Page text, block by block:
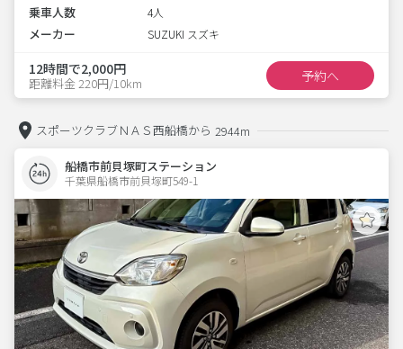
乗車人数 4人
メーカー SUZUKI スズキ
12時間で2,000円
距離料金 220円/10km 予約へ
スポーツクラブＮＡＳ西船橋から 2944m
船橋市前貝塚町ステーション
千葉県船橋市前貝塚町549-1